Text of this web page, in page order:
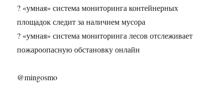
? «умная» система мониторинга контейнерных
площадок следит за наличием мусора
? «умная» система мониторинга лесов отслеживает
пожароопасную обстановку онлайн
@mingosmo